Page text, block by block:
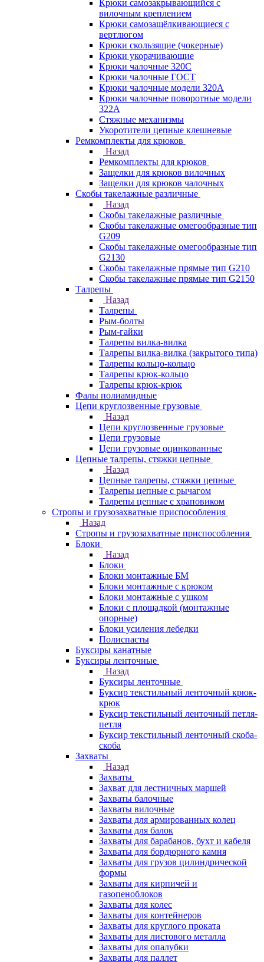
Крюки самозакрывающийся с
вилочным креплением
Крюки самозащёлкивающиеся с
вертлюгом
Крюки скользящие (чокерные)
Крюки укорачивающие
Крюки чалочные 320C
Крюки чалочные ГОСТ
Крюки чалочные модели 320А
Крюки чалочные поворотные модели
322А
Стяжные механизмы
Укоротители цепные клешневые
Ремкомплекты для крюков
Назад
Ремкомплекты для крюков
Защелки для крюков вилочных
Защелки для крюков чалочных
Скобы такелажные различные
Назад
Скобы такелажные различные
Скобы такелажные омегообразные тип
G209
Скобы такелажные омегообразные тип
G2130
Скобы такелажные прямые тип G210
Скобы такелажные прямые тип G2150
Талрепы
Назад
Талрепы
Рым-болты
Рым-гайки
Талрепы вилка-вилка
Талрепы вилка-вилка (закрытого типа)
Талрепы кольцо-кольцо
Талрепы крюк-кольцо
Талрепы крюк-крюк
Фалы полиамидные
Цепи круглозвенные грузовые
Назад
Цепи круглозвенные грузовые
Цепи грузовые
Цепи грузовые оцинкованные
Цепные талрепы, стяжки цепные
Назад
Цепные талрепы, стяжки цепные
Талрепы цепные с рычагом
Талрепы цепные с храповиком
Стропы и грузозахватные приспособления
Назад
Стропы и грузозахватные приспособления
Блоки
Назад
Блоки
Блоки монтажные БМ
Блоки монтажные с крюком
Блоки монтажные с ушком
Блоки с площадкой (монтажные
опорные)
Блоки усиления лебедки
Полиспасты
Буксиры канатные
Буксиры ленточные
Назад
Буксиры ленточные
Буксир текстильный ленточный крюк-
крюк
Буксир текстильный ленточный петля-
петля
Буксир текстильный ленточный скоба-
скоба
Захваты
Назад
Захваты
Захват для лестничных маршей
Захваты балочные
Захваты вилочные
Захваты для армированных колец
Захваты для балок
Захваты для барабанов, бухт и кабеля
Захваты для бордюрного камня
Захваты для грузов цилиндрической
формы
Захваты для кирпичей и
газопеноблоков
Захваты для колес
Захваты для контейнеров
Захваты для круглого проката
Захваты для листового металла
Захваты для опалубки
Захваты для паллет